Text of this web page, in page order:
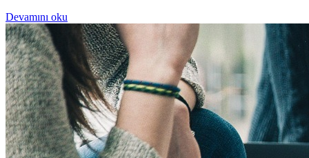
Devamını oku